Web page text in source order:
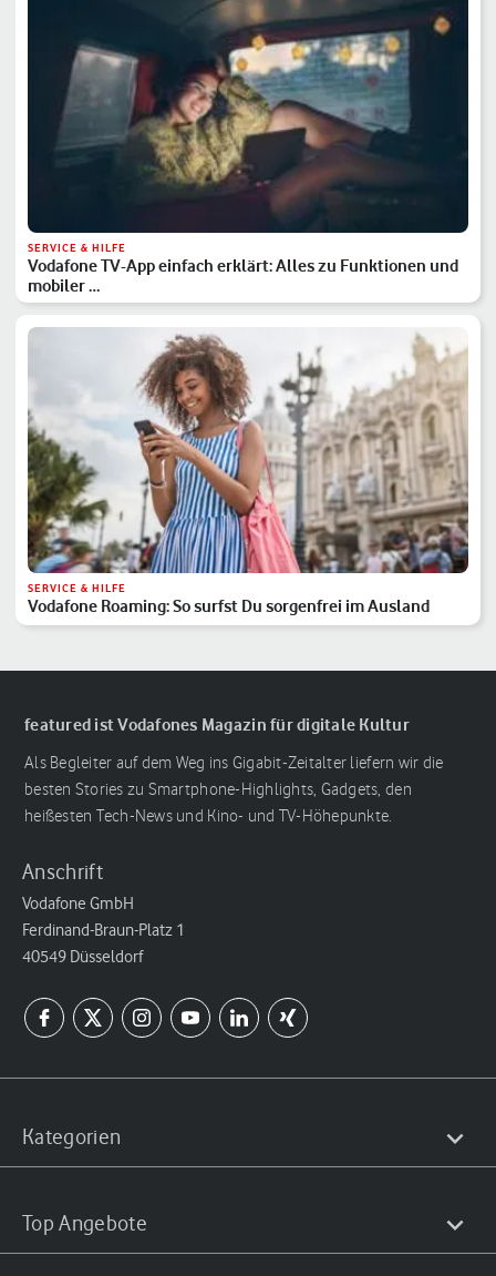
SERVICE & HILFE
Vodafone TV-App einfach erklärt: Alles zu Funktionen und
mobiler …
SERVICE & HILFE
Vodafone Roaming: So surfst Du sorgenfrei im Ausland
featured ist Vodafones Magazin für digitale Kultur
Als Begleiter auf dem Weg ins Gigabit-Zeitalter liefern wir die
besten Stories zu Smartphone-Highlights, Gadgets, den
heißesten Tech-News und Kino- und TV-Höhepunkte.
Anschrift
Vodafone GmbH
Ferdinand-Braun-Platz 1
40549 Düsseldorf
Kategorien
Top Angebote